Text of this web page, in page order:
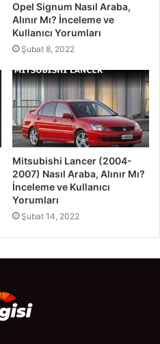
Opel Signum Nasıl Araba,
Alınır Mı? İnceleme ve
Kullanıcı Yorumları
Şubat 8, 2022
Mitsubishi Lancer (2004-
2007) Nasıl Araba, Alınır Mı?
İnceleme ve Kullanıcı
Yorumları
Şubat 14, 2022